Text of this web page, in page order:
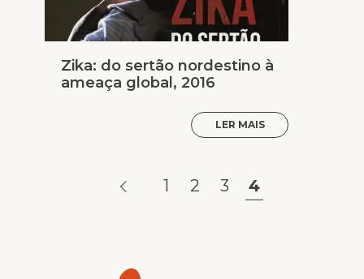
Zika: do sertão nordestino à
ameaça global, 2016
LER MAIS
1 2 3 4